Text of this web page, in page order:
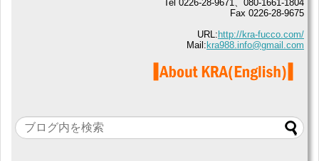
Tel 0226-28-9671、080-1661-1804
Fax 0226-28-9675
URL: http://kra-fucco.com/
Mail: kra988.info@gmail.com